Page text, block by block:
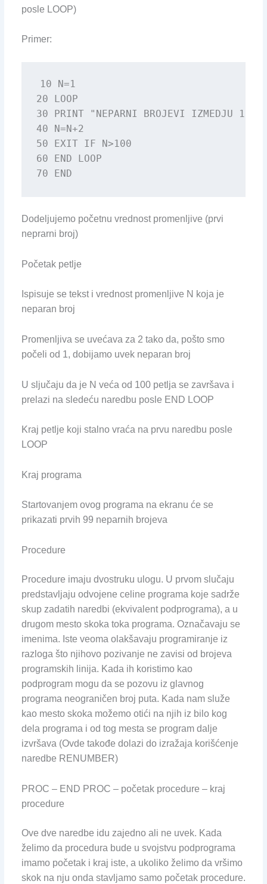
posle LOOP)
Primer:
10 N=1
20 LOOP
30 PRINT "NEPARNI BROJEVI IZMEDJU 1 I
40 N=N+2
50 EXIT IF N>100
60 END LOOP
70 END
Dodeljujemo početnu vrednost promenljive (prvi
neprarni broj)
Početak petlje
Ispisuje se tekst i vrednost promenljive N koja je
neparan broj
Promenljiva se uvećava za 2 tako da, pošto smo
počeli od 1, dobijamo uvek neparan broj
U sljučaju da je N veća od 100 petlja se završava i
prelazi na sledeću naredbu posle END LOOP
Kraj petlje koji stalno vraća na prvu naredbu posle
LOOP
Kraj programa
Startovanjem ovog programa na ekranu će se
prikazati prvih 99 neparnih brojeva
Procedure
Procedure imaju dvostruku ulogu. U prvom slučaju
predstavljaju odvojene celine programa koje sadrže
skup zadatih naredbi (ekvivalent podprograma), a u
drugom mesto skoka toka programa. Označavaju se
imenima. Iste veoma olakšavaju programiranje iz
razloga što njihovo pozivanje ne zavisi od brojeva
programskih linija. Kada ih koristimo kao
podprogram mogu da se pozovu iz glavnog
programa neograničen broj puta. Kada nam služe
kao mesto skoka možemo otići na njih iz bilo kog
dela programa i od tog mesta se program dalje
izvršava (Ovde takođe dolazi do izražaja korišćenje
naredbe RENUMBER)
PROC – END PROC – početak procedure – kraj
procedure
Ove dve naredbe idu zajedno ali ne uvek. Kada
želimo da procedura bude u svojstvu podprograma
imamo početak i kraj iste, a ukoliko želimo da vršimo
skok na nju onda stavljamo samo početak procedure.